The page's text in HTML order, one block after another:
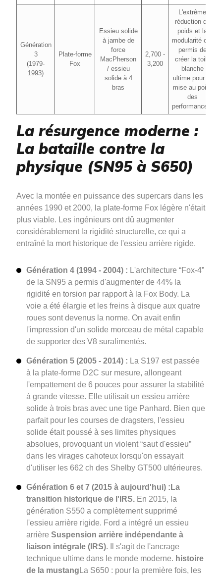
Génération
3
(1979-
1993)
Plate-forme
Fox
Essieu solide
à jambe de
force
MacPherson
/ essieu
solide à 4
bras
2,700 -
3,200
L'extrême
réduction du
poids et la
modularité ont
permis de
créer la toile
blanche
ultime pour la
mise au point
des
performances.
La résurgence moderne :
La bataille contre la
physique (SN95 à S650)
Avec la montée en puissance des supercars dans les
années 1990 et 2000, la plate-forme Fox légère n'était
plus viable. Les ingénieurs ont dû augmenter
considérablement la rigidité structurelle, ce qui a
entraîné la mort historique de l'essieu arrière rigide.
Génération 4 (1994 - 2004) : L'architecture “Fox-4”
de la SN95 a permis d'augmenter de 44% la
rigidité en torsion par rapport à la Fox Body. La
voie a été élargie et les freins à disque aux quatre
roues sont devenus la norme. On avait enfin
l'impression d'un solide morceau de métal capable
de supporter des V8 suralimentés.
Génération 5 (2005 - 2014) : La S197 est passée
à la plate-forme D2C sur mesure, allongeant
l'empattement de 6 pouces pour assurer la stabilité
à grande vitesse. Elle utilisait un essieu arrière
solide à trois bras avec une tige Panhard. Bien que
parfait pour les courses de dragsters, l'essieu
solide était poussé à ses limites physiques
absolues, provoquant un violent “saut d'essieu”
dans les virages cahoteux lorsqu'on essayait
d'utiliser les 662 ch des Shelby GT500 ultérieures.
Génération 6 et 7 (2015 à aujourd'hui) : La
transition historique de l'IRS. En 2015, la
génération S550 a complètement supprimé
l'essieu arrière rigide. Ford a intégré un essieu
arrière Suspension arrière indépendante à
liaison intégrale (IRS). Il s'agit de l'ancrage
technique ultime dans le monde moderne. histoire
de la mustang La S650 : pour la première fois, les